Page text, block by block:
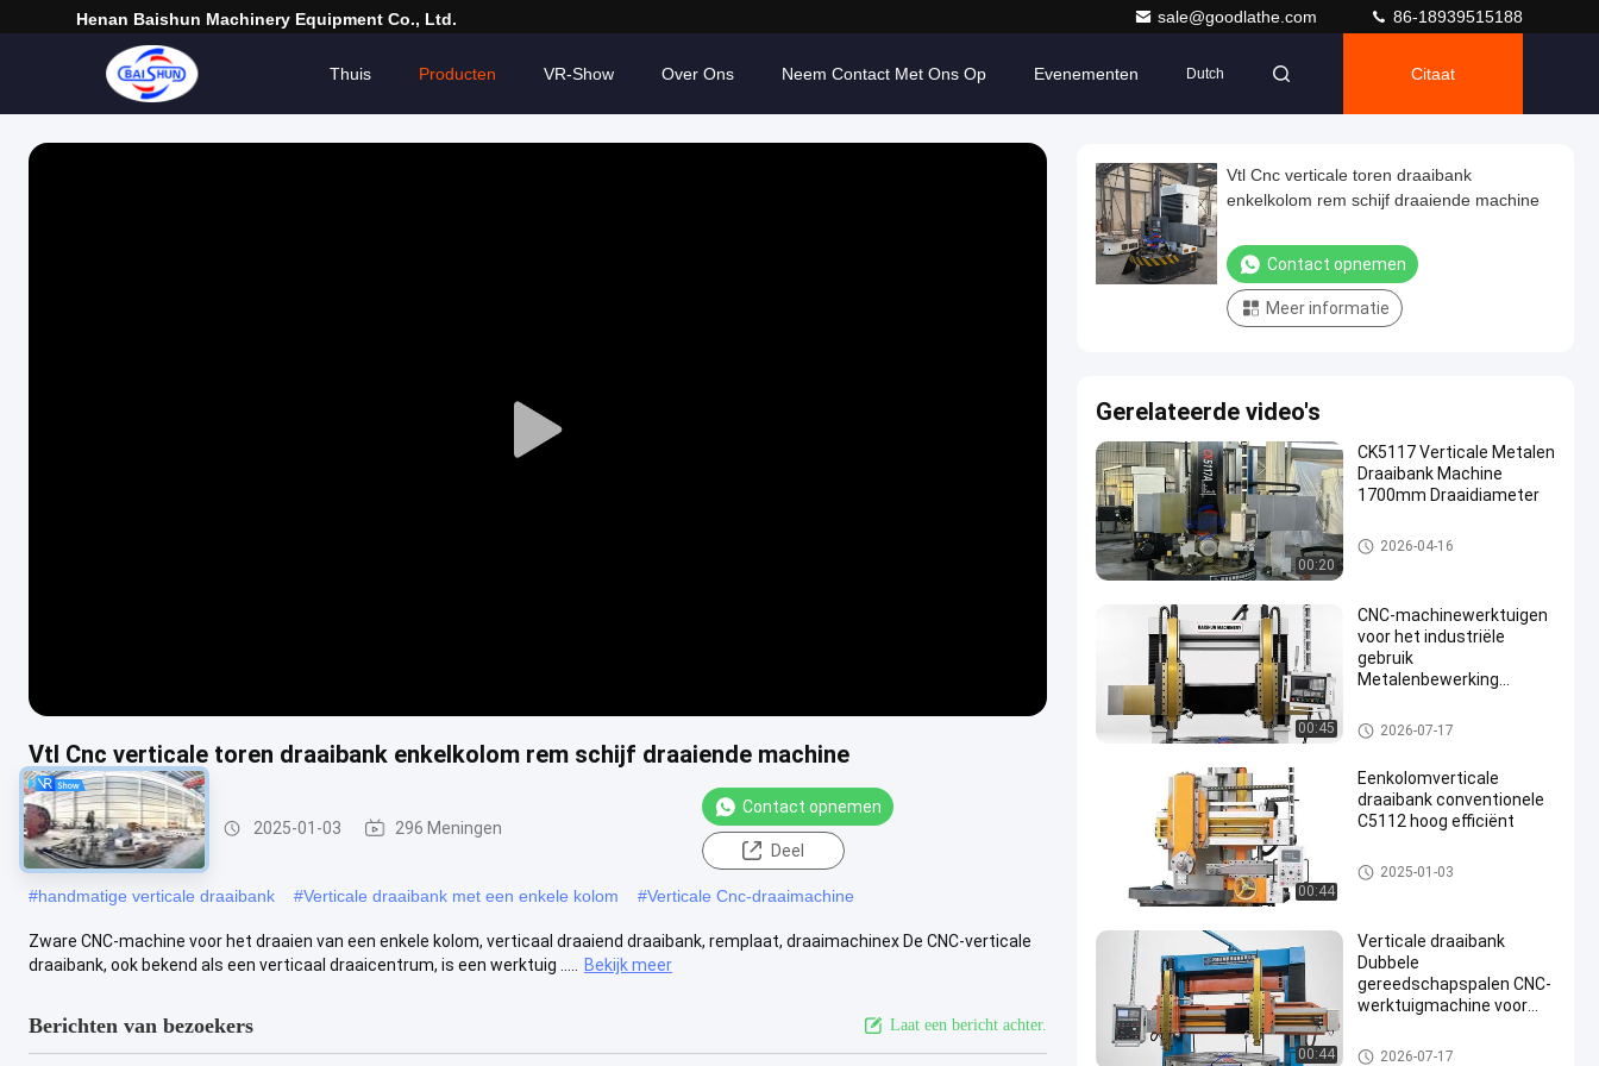
Henan Baishun Machinery Equipment Co., Ltd. sale@goodlathe.com 86-18939515188
Thuis Producten VR-Show Over Ons Neem Contact Met Ons Op Evenementen Dutch Citaat
Play
Vtl Cnc verticale toren draaibank enkelkolom rem schijf draaiende machine
Verticale draaibank 2025-01-03 296 Meningen
Contact opnemen
Deel
#handmatige verticale draaibank #Verticale draaibank met een enkele kolom #Verticale Cnc-draaimachine
Zware CNC-machine voor het draaien van een enkele kolom, verticaal draaiend draaibank, remplaat, draaimachinex De CNC-verticale
draaibank, ook bekend als een verticaal draaicentrum, is een werktuig .....
Bekijk meer
Berichten van bezoekers Laat een bericht achter.
Vtl Cnc verticale toren draaibank
enkelkolom rem schijf draaiende machine
Contact opnemen
Meer informatie
Gerelateerde video's
00:20
CK5117 Verticale Metalen
Draaibank Machine
1700mm Draaidiameter
Verticale draaibank
2026-04-16
00:45
CNC-machinewerktuigen
voor het industriële
gebruik
Metalenbewerking
Verticale draaibank
2026-07-17
00:44
Eenkolomverticale
draaibank conventionele
C5112 hoog efficiënt
Verticale draaibank
2025-01-03
00:44
Verticale draaibank
Dubbele
gereedschapspalen CNC-
werktuigmachine voor
Verticale draaibank
2026-07-17